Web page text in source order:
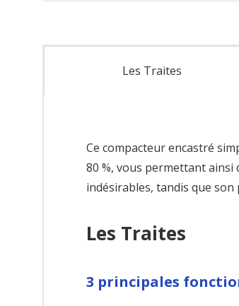
Les Traites
Ce compacteur encastré
80 %, vous permettant ainsi
indésirables, tandis que
Les Traites
3 principales